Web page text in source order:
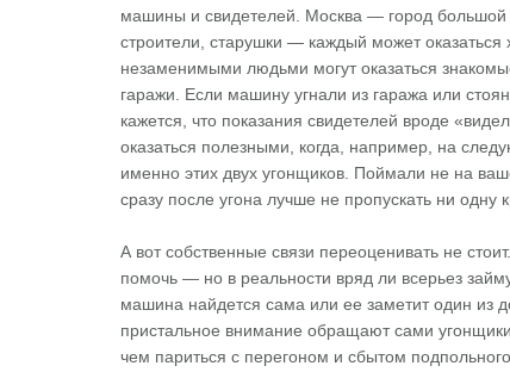
машины и свидетелей. Москва — город большой
строители, старушки — каждый может оказаться
незаменимыми людьми могут оказаться
гаражи. Если машину угнали из гаража или
кажется, что показания свидетелей вроде
оказаться полезными, когда, например, на
именно этих двух угонщиков. Поймали не на
сразу после угона лучше не пропускать ни
А вот собственные связи переоценивать не
помочь — но в реальности вряд ли всерьез
машина найдется сама или ее заметит один из
пристальное внимание обращают сами
чем париться с перегоном и сбытом